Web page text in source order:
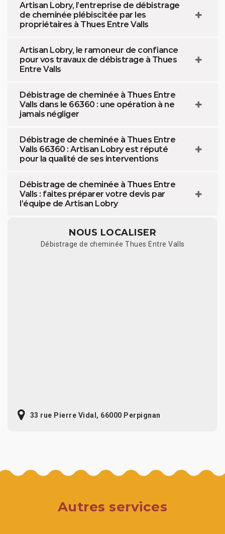
Artisan Lobry, l’entreprise de débistrage
de cheminée plébiscitée par les
propriétaires à Thues Entre Valls
Artisan Lobry, le ramoneur de confiance
pour vos travaux de débistrage à Thues
Entre Valls
Débistrage de cheminée à Thues Entre
Valls dans le 66360 : une opération à ne
jamais négliger
Débistrage de cheminée à Thues Entre
Valls 66360 : Artisan Lobry est réputé
pour la qualité de ses interventions
Débistrage de cheminée à Thues Entre
Valls : faites préparer votre devis par
l’équipe de Artisan Lobry
NOUS LOCALISER
Débistrage de cheminée Thues Entre Valls
33 rue Pierre Vidal, 66000 Perpignan
Autres services